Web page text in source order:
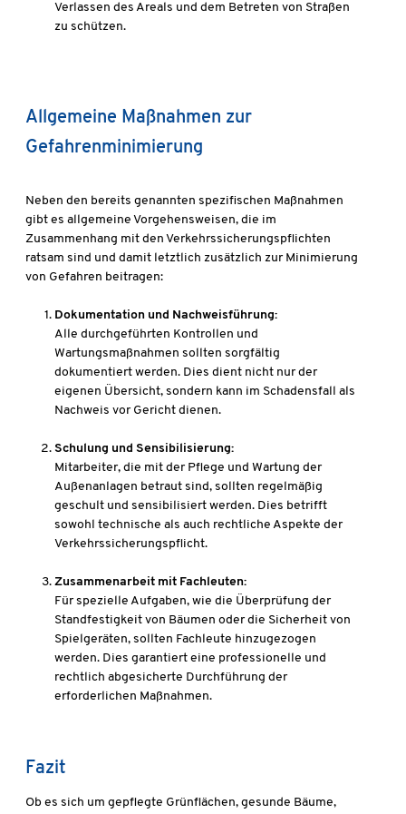
Verlassen des Areals und dem Betreten von Straßen
zu schützen.
Allgemeine Maßnahmen zur
Gefahrenminimierung
Neben den bereits genannten spezifischen Maßnahmen
gibt es allgemeine Vorgehensweisen, die im
Zusammenhang mit den Verkehrssicherungspflichten
ratsam sind und damit letztlich zusätzlich zur Minimierung
von Gefahren beitragen:
Dokumentation und Nachweisführung:
Alle durchgeführten Kontrollen und
Wartungsmaßnahmen sollten sorgfältig
dokumentiert werden. Dies dient nicht nur der
eigenen Übersicht, sondern kann im Schadensfall als
Nachweis vor Gericht dienen.
Schulung und Sensibilisierung:
Mitarbeiter, die mit der Pflege und Wartung der
Außenanlagen betraut sind, sollten regelmäßig
geschult und sensibilisiert werden. Dies betrifft
sowohl technische als auch rechtliche Aspekte der
Verkehrssicherungspflicht.
Zusammenarbeit mit Fachleuten:
Für spezielle Aufgaben, wie die Überprüfung der
Standfestigkeit von Bäumen oder die Sicherheit von
Spielgeräten, sollten Fachleute hinzugezogen
werden. Dies garantiert eine professionelle und
rechtlich abgesicherte Durchführung der
erforderlichen Maßnahmen.
Fazit
Ob es sich um gepflegte Grünflächen, gesunde Bäume,